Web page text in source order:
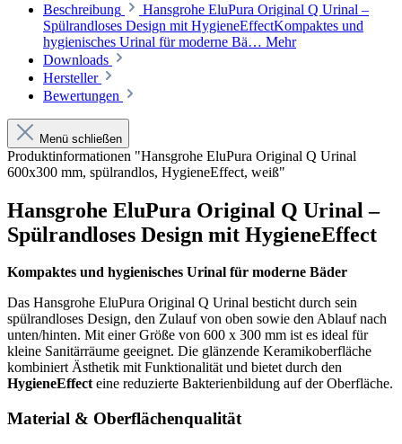
Beschreibung
Hansgrohe EluPura Original Q Urinal –
Spülrandloses Design mit HygieneEffectKompaktes und
hygienisches Urinal für moderne Bä… Mehr
Downloads
Hersteller
Bewertungen
Menü schließen
Produktinformationen "Hansgrohe EluPura Original Q Urinal
600x300 mm, spülrandlos, HygieneEffect, weiß"
Hansgrohe EluPura Original Q Urinal –
Spülrandloses Design mit HygieneEffect
Kompaktes und hygienisches Urinal für moderne Bäder
Das Hansgrohe EluPura Original Q Urinal besticht durch sein
spülrandloses Design, den Zulauf von oben sowie den Ablauf nach
unten/hinten. Mit einer Größe von 600 x 300 mm ist es ideal für
kleine Sanitärräume geeignet. Die glänzende Keramikoberfläche
kombiniert Ästhetik mit Funktionalität und bietet durch den
HygieneEffecteine reduzierte Bakterienbildung auf der Oberfläche.
Material & Oberflächenqualität